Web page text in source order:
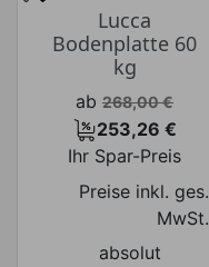
Lucca
Bodenplatte 60
kg
Verkaufspreis
ab 268,00 €
Preis
253,26 €
Ihr Spar-Preis
Preise inkl. ges.
MwSt.
absolut